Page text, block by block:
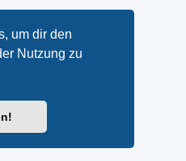
um dir den
Nutzung zu